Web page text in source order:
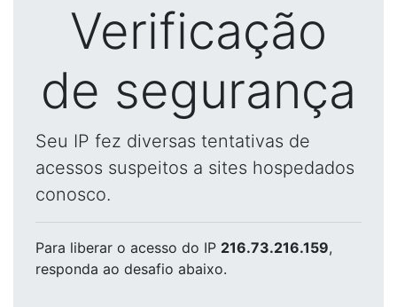
Verificação
de segurança
Seu IP fez diversas tentativas de
acessos suspeitos a sites hospedados
conosco.
Para liberar o acesso do IP 216.73.216.159,
responda ao desafio abaixo.